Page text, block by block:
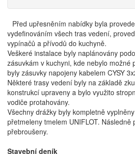
Před upřesněním nabídky byla
vydefinováním všech tras vedení,
vypínačů a přívodů do kuchyně.
Veškeré instalace byly naplánovány
zásuvkám v kuchyni, kde nebylo možné
byly zásuvky napojeny kabelem CYSY
Některé trasy vedení byly na základě
konstrukcí upraveny a bylo využito
vodiče protahovány.
Všechny drážky byly kompletně
přetmeleny tmelem UNIFLOT. Následně
přebroušeny.
Stavební deník